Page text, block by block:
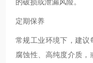
的破损或泄漏风险。
定期保养
常规工业环境下，建议
腐蚀性、高纯度介质